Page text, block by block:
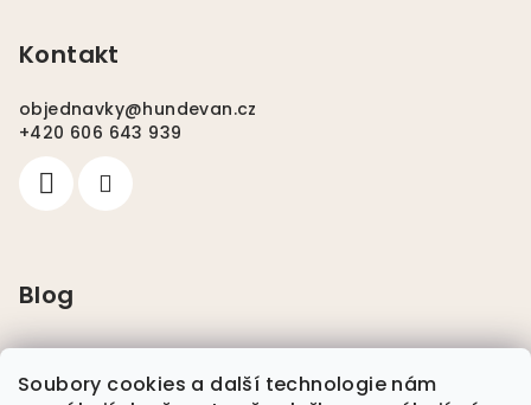
Soubory cookies a další technologie nám
Kontakt
objednavky@hundevan.cz
+420 606 643 939
Blog
Pláštěnky pro psy